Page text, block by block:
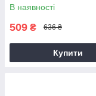
В наявності
509 ₴ 636 ₴
Купити